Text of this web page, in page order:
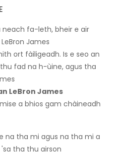
neach fa-leth, bheir e air
James
ort fàiligeadh. Is e seo an
fad na h-ùine, agus tha
LeBron James
a bhios gam chàineadh
na tha mi agus na tha mi a
tha thu airson